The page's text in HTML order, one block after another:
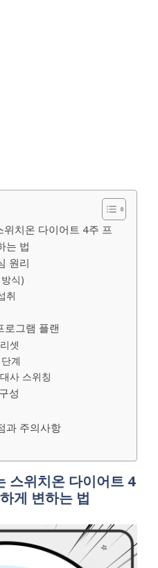
치온 다이어트 4주 프
는 법
원리
식)
취
로그램 플랜
셋
계
사 스위칭
성
과 주의사항
스위치온 다이어트 4
게 변하는 법